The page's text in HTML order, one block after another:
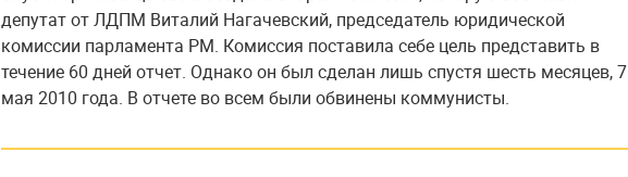
депутат от ЛДПМ Виталий Нагачевский, председатель юридической
комиссии парламента РМ. Комиссия поставила себе цель представить в
течение 60 дней отчет. Однако он был сделан лишь спустя шесть месяцев, 7
мая 2010 года. В отчете во всем были обвинены коммунисты.